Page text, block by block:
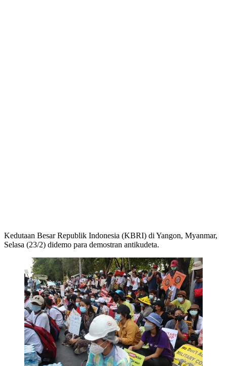
Kedutaan Besar Republik Indonesia (KBRI) di Yangon, Myanmar,
Selasa (23/2) didemo para demostran antikudeta.